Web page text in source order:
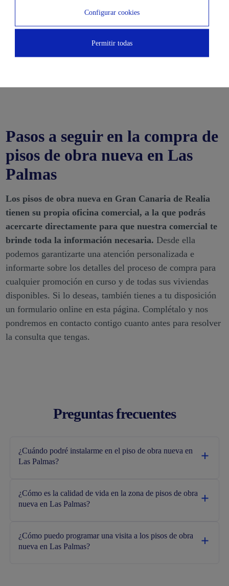
aproximadamente 25 ºC en verano. Las Palmas de Gran
todos los gustos muy vinculados a la naturaleza y también
Pasos a seguir en la compra de
pisos de obra nueva en Las
Palmas
Los pisos de obra nueva en Gran Canaria de Realia
tienen su propia oficina comercial, a la que podrás
acercarte directamente para que nuestra comercial te
brinde toda la información necesaria. Desde ella
podemos garantizarte una atención personalizada e
informarte sobre los detalles del proceso de compra para
cualquier promoción en curso y de todas sus viviendas
disponibles. Si lo deseas, también tienes a tu disposición
un formulario online en esta página. Complétalo y nos
pondremos en contacto contigo cuanto antes para resolver
la consulta que tengas.
Preguntas frecuentes
¿Cuándo podré instalarme en el piso de obra nueva en
Las Palmas?
¿Cómo es la calidad de vida en la zona de pisos de obra
nueva en Las Palmas?
¿Cómo puedo programar una visita a los pisos de obra
nueva en Las Palmas?
Configurar cookies
Permitir todas